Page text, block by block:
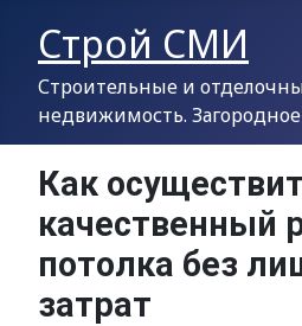
Строй СМИ
Строительные и
недвижимость.
Как
качественный
потолка без
затрат